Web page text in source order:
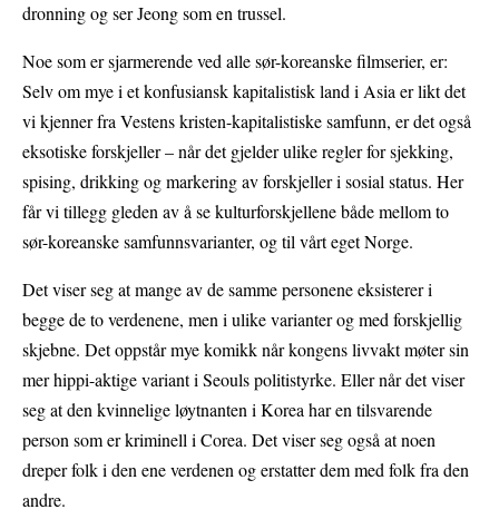
dronning og ser Jeong som en trussel.
Noe som er sjarmerende ved alle sør-koreanske filmserier, er:
Selv om mye i et konfusiansk kapitalistisk land i Asia er likt det
vi kjenner fra Vestens kristen-kapitalistiske samfunn, er det også
eksotiske forskjeller – når det gjelder ulike regler for sjekking,
spising, drikking og markering av forskjeller i sosial status. Her
får vi tillegg gleden av å se kulturforskjellene både mellom to
sør-koreanske samfunnsvarianter, og til vårt eget Norge.
Det viser seg at mange av de samme personene eksisterer i
begge de to verdenene, men i ulike varianter og med forskjellig
skjebne. Det oppstår mye komikk når kongens livvakt møter sin
mer hippi-aktige variant i Seouls politistyrke. Eller når det viser
seg at den kvinnelige løytnanten i Korea har en tilsvarende
person som er kriminell i Corea. Det viser seg også at noen
dreper folk i den ene verdenen og erstatter dem med folk fra den
andre.